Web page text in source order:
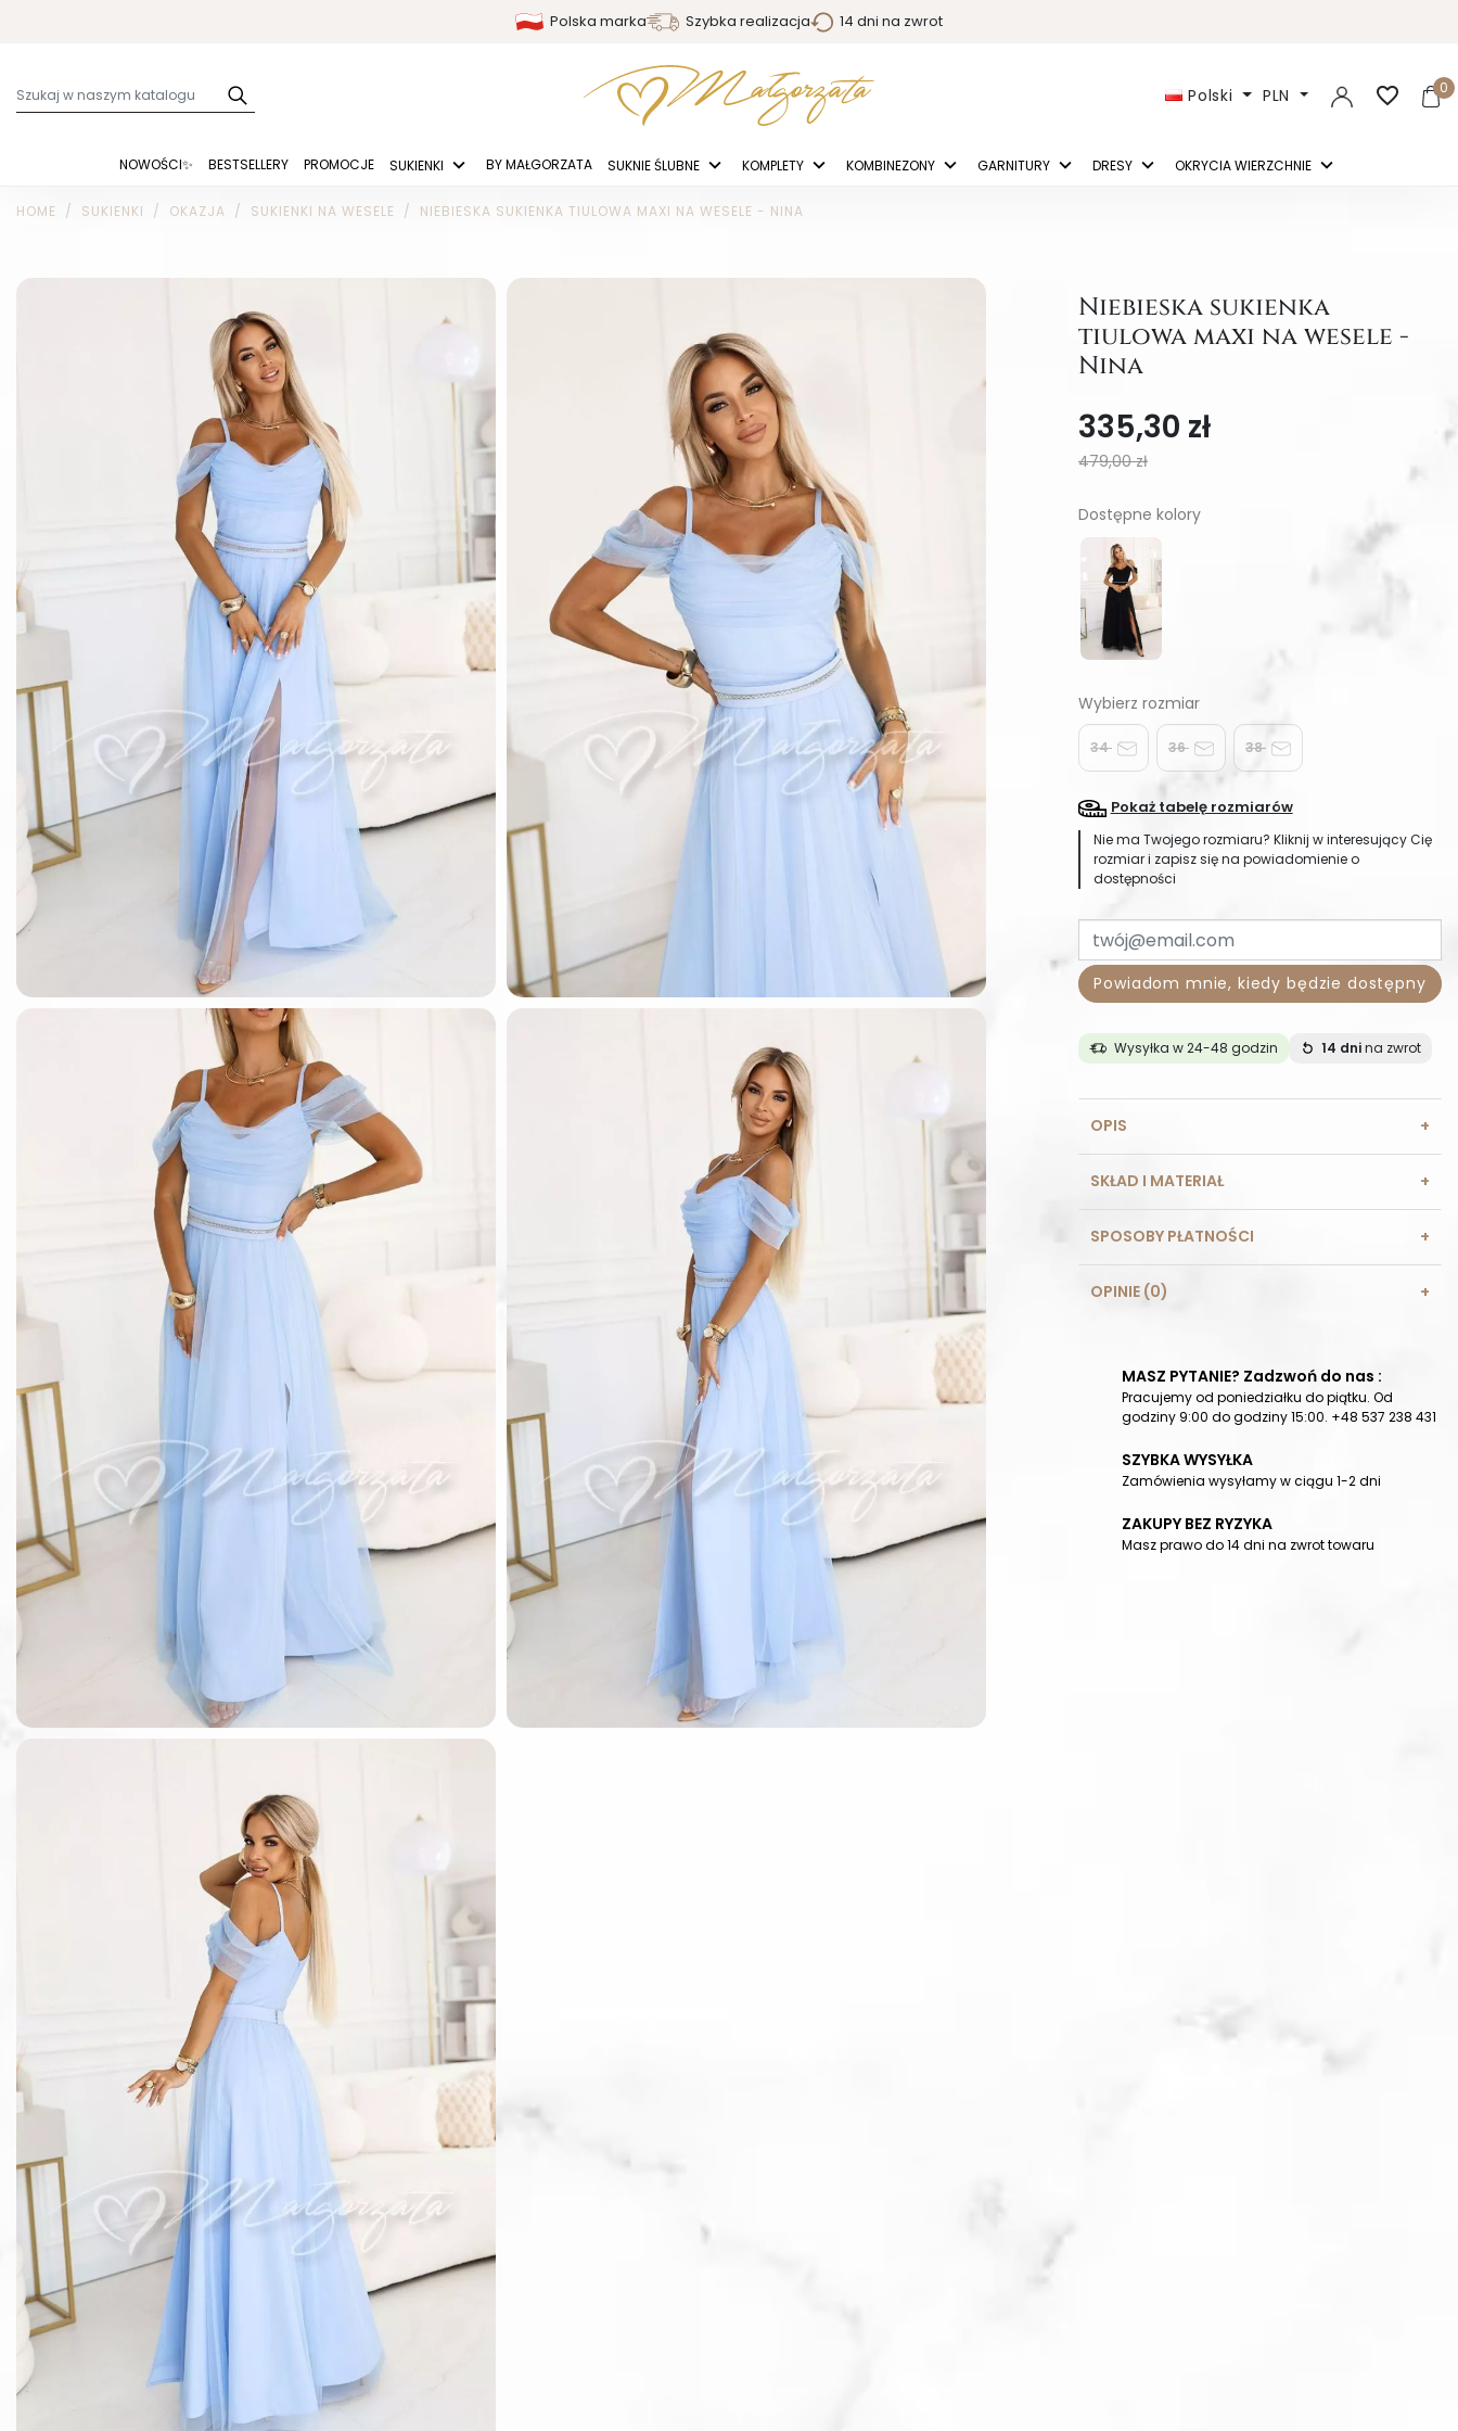
Polska marka Szybka realizacja 14 dni na zwrot
Polski PLN 0
favorite_border
NOWOŚCI✨ BESTSELLERY PROMOCJE SUKIENKI BY MAŁGORZATA SUKNIE ŚLUBNE KOMPLETY KOMBINEZONY GARNITURY DRESY OKRYCIA WIERZCHNIE
HOME SUKIENKI OKAZJA SUKIENKI NA WESELE NIEBIESKA SUKIENKA TIULOWA MAXI NA WESELE - NINA
Niebieska sukienka
tiulowa maxi na wesele -
Nina
335,30 zł
479,00 zł
Dostępne kolory
34 36 38
Pokaż tabelę rozmiarów
Nie ma Twojego rozmiaru? Kliknij w interesujący Cię
rozmiar i zapisz się na powiadomienie o
dostępności
Powiadom mnie, kiedy będzie dostępny
Wysyłka w 24-48 godzin 14 dnina zwrot
OPIS
SKŁAD I MATERIAŁ
SPOSOBY PŁATNOŚCI
OPINIE (0)
MASZ PYTANIE? Zadzwoń do nas :
Pracujemy od poniedziałku do piątku. Od
godziny 9:00 do godziny 15:00. +48 537 238 431
SZYBKA WYSYŁKA
Zamówienia wysyłamy w ciągu 1-2 dni
ZAKUPY BEZ RYZYKA
Masz prawo do 14 dni na zwrot towaru